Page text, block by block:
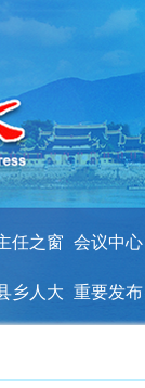
任之窗 会议中心
乡人大 重要发布